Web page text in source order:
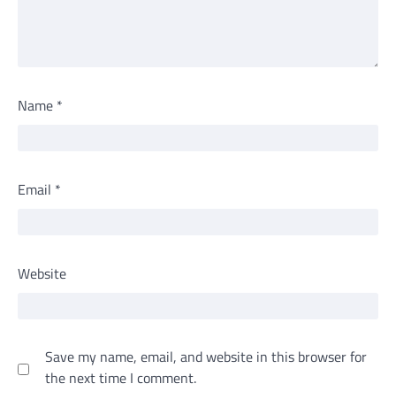
Name *
Email *
Website
Save my name, email, and website in this browser for
the next time I comment.